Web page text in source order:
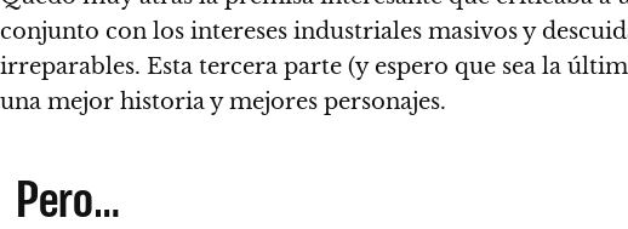
conjunto con los intereses industriales masivos y
irreparables. Esta tercera parte (y espero que sea la
una mejor historia y mejores personajes.
Pero…